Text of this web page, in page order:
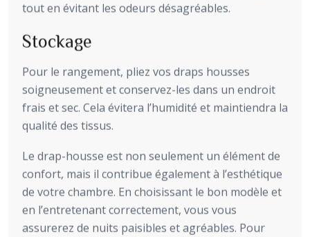
tout en évitant les odeurs désagréables.
Stockage
Pour le rangement, pliez vos draps housses
soigneusement et conservez-les dans un endroit
frais et sec. Cela évitera l’humidité et maintiendra la
qualité des tissus.
Le drap-housse est non seulement un élément de
confort, mais il contribue également à l’esthétique
de votre chambre. En choisissant le bon modèle et
en l’entretenant correctement, vous vous
assurerez de nuits paisibles et agréables. Pour